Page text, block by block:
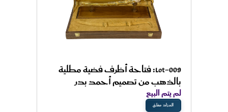
Lot-009: فتاحة أظرف فضية مطلية
بالذهب من تصميم أحمد بدر
لم يتم البيع
المزاد مغلق